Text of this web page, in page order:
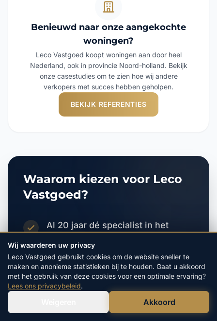
Benieuwd naar onze aangekochte
woningen?
Leco Vastgoed koopt woningen aan door heel
Nederland, ook in provincie Noord-holland. Bekijk
onze casestudies om te zien hoe wij andere
verkopers met succes hebben geholpen.
BEKIJK REFERENTIES
Waarom kiezen voor Leco
Vastgoed?
Al 20 jaar dé specialist in het
Alle kosten zijn voor onze
rekening, u betaalt helemaal niets
Gratis en vrijblijvende
onderhandelingen en bod
Bel Ons Direct
Wij waarderen uw privacy
Leco Vastgoed gebruikt cookies om de website sneller te
maken en anonieme statistieken bij te houden. Gaat u akkoord
met het gebruik van deze cookies voor een optimale ervaring?
Lees ons privacybeleid.
Akkoord